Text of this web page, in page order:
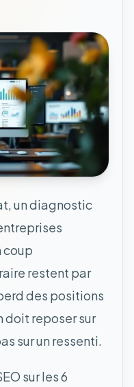
un diagnostic
coup
restent par
des positions
doit reposer sur
sur un ressenti.
sur les 6